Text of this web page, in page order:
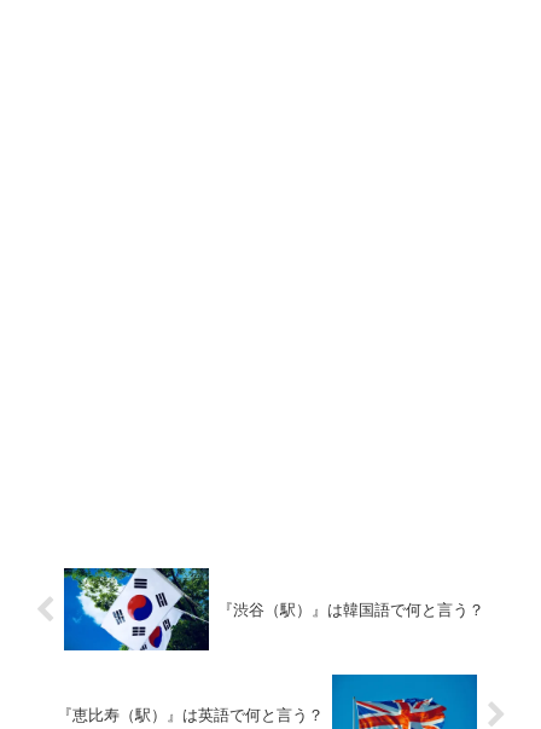
『渋谷（駅）』は韓国語で何と言う？
『恵比寿（駅）』は英語で何と言う？